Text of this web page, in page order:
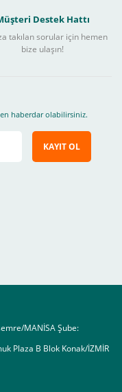
Destek Hattı
takılan sorular için hemen
bize ulaşın!
haberdar olabilirsiniz.
KAYIT OL
MANİSA Şube:
Plaza B Blok Konak/İZMİR